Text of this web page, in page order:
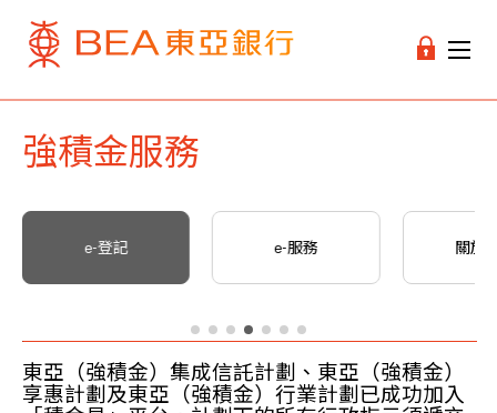
強積金服務
e-登記 e-服務 關於
東亞（強積金）集成信託計劃、東亞（強積金）
享惠計劃及東亞（強積金）行業計劃已成功加入